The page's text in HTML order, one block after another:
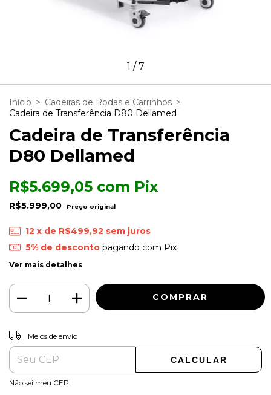
1 /7
Início > Cadeiras de Rodas e Carrinhos >
Cadeira de Transferência D80 Dellamed
Cadeira de Transferência
D80 Dellamed
R$5.999,00
R$5.699,05 com Pix
12 x de R$499,92 sem juros
5% de descontopagando com Pix
Ver mais detalhes
Entregas para o CEP:
Meios de envio
CALCULAR
Não sei meu CEP